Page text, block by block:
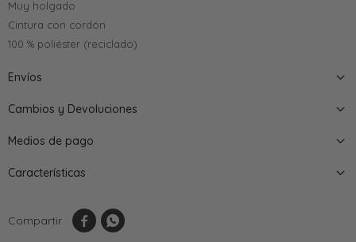
Muy holgado
Cintura con cordón
100 % poliéster (reciclado)
Envíos
Cambios y Devoluciones
Medios de pago
Características
 